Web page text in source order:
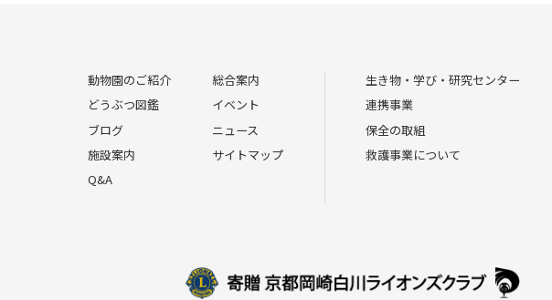
動物園のご紹介
どうぶつ図鑑
ブログ
施設案内
Q&A
総合案内
イベント
ニュース
サイトマップ
生き物・学び・研究センター
連携事業
保全の取組
救護事業について